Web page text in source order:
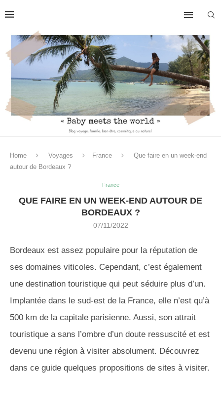
Home Voyages France
Que faire en un week-end
autour de Bordeaux ?
France
QUE FAIRE EN UN WEEK-END AUTOUR DE
BORDEAUX ?
07/11/2022
Bordeaux est assez populaire pour la réputation de
ses domaines viticoles. Cependant, c’est également
une destination touristique qui peut séduire plus d’un.
Implantée dans le sud-est de la France, elle n’est qu’à
500 km de la capitale parisienne. Aussi, son attrait
touristique a sans l’ombre d’un doute ressuscité et est
devenu une région à visiter absolument. Découvrez
dans ce guide quelques propositions de sites à visiter.